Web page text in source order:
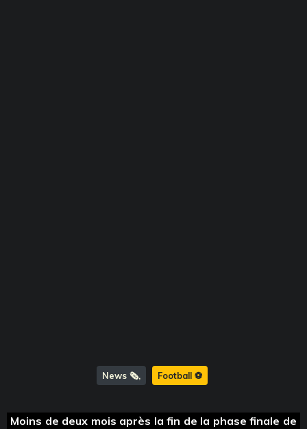
News 🗞️ Football ⚽️
Moins de deux mois après la fin de la phase finale de